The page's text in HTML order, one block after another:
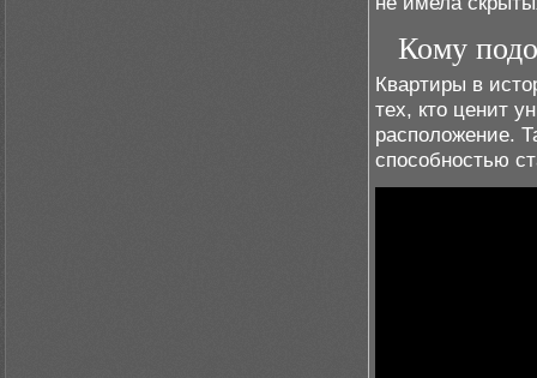
Кому
Квартиры в
тех, кто ценит
расположение.
способностью